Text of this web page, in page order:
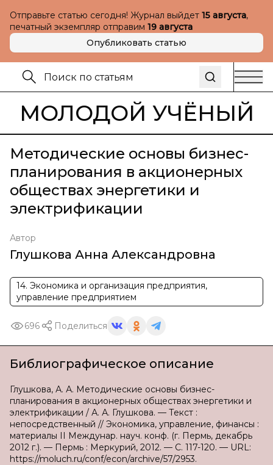
Отправьте статью сегодня! Журнал выйдет 15 августа,
печатный экземпляр отправим 19 августа
Опубликовать статью
МОЛОДОЙ УЧЁНЫЙ
Методические основы бизнес-
планирования в акционерных
обществах энергетики и
электрификации
Автор
Глушкова Анна Александровна
14. Экономика и организация предприятия,
управление предприятием
696 Поделиться
Библиографическое описание
Глушкова, А. А. Методические основы бизнес-
планирования в акционерных обществах энергетики и
электрификации / А. А. Глушкова. — Текст :
непосредственный // Экономика, управление, финансы :
материалы II Междунар. науч. конф. (г. Пермь, декабрь
2012 г.). — Пермь : Меркурий, 2012. — С. 117-120. — URL:
https://moluch.ru/conf/econ/archive/57/2953.